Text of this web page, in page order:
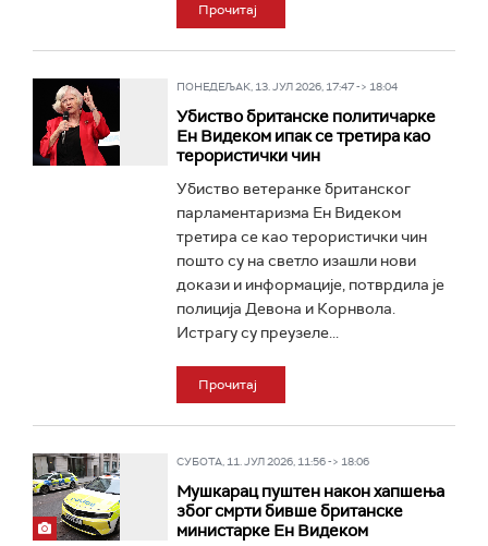
Прочитај
ПОНЕДЕЉАК, 13. ЈУЛ 2026, 17:47 -> 18:04
Убиство британске политичарке
Ен Видеком ипак се третира као
терористички чин
Убиство ветеранке британског
парламентаризма Ен Видеком
третира се као терористички чин
пошто су на светло изашли нови
докази и информације, потврдила је
полиција Девона и Корнвола.
Истрагу су преузеле...
Прочитај
СУБОТА, 11. ЈУЛ 2026, 11:56 -> 18:06
Мушкарац пуштен након хапшења
због смрти бивше британске
министарке Ен Видеком